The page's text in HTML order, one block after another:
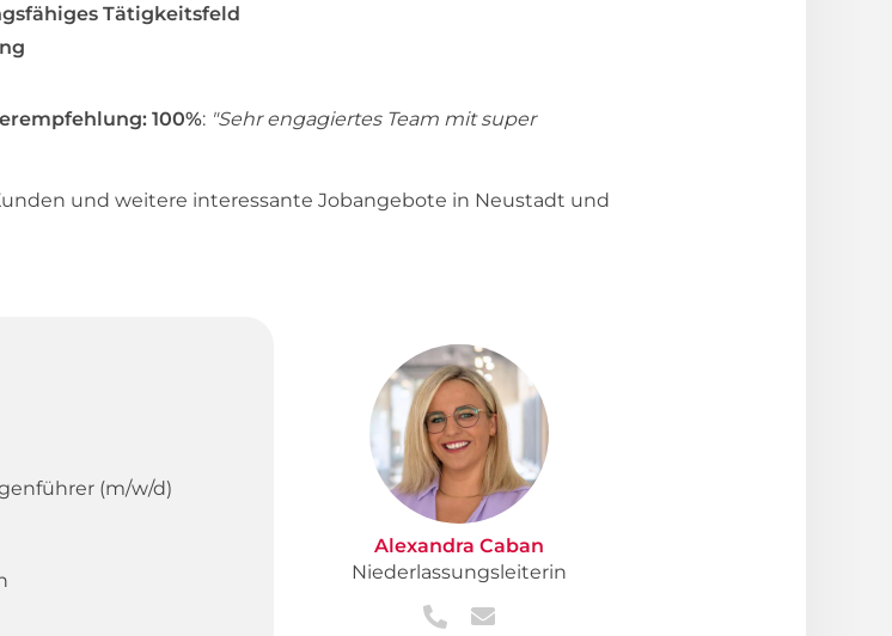
Tätigkeitsfeld
100%: "Sehr engagiertes Team mit super
und weitere interessante Jobangebote in Neustadt und
(m/w/d)
Alexandra Caban
Niederlassungsleiterin